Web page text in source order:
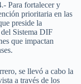
Para fortalecer y
prioritaria en las
preside la
Sistema DIF
que impactan
se llevó a cabo la
a través de los